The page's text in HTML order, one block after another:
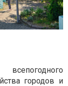
городов и